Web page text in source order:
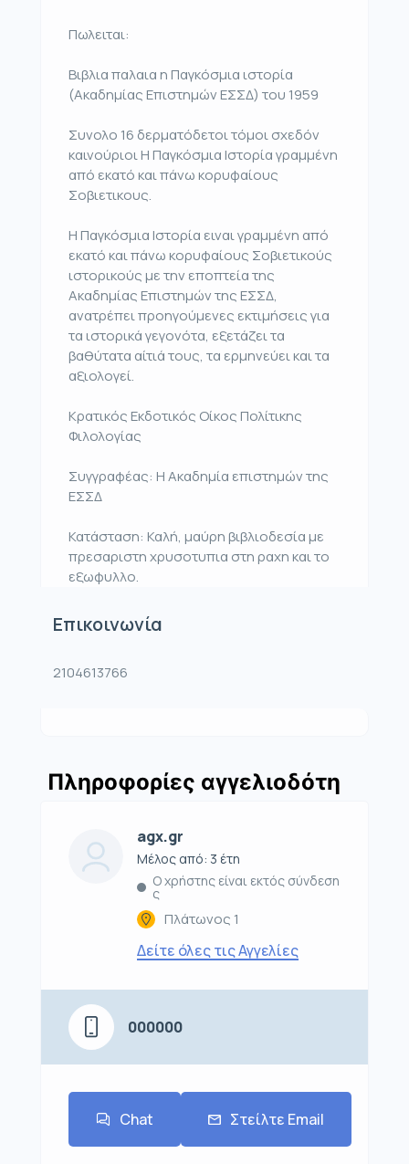
Πωλειται:
Βιβλια παλαια η Παγκόσμια ιστορία
(Ακαδημίας Επιστημών ΕΣΣΔ) του 1959
Συνολο 16 δερματόδετοι τόμοι σχεδόν
καινούριοι Η Παγκόσμια Ιστορία γραμμένη
από εκατό και πάνω κορυφαίους
Σοβιετικους.
Η Παγκόσμια Ιστορία ειναι γραμμένη από
εκατό και πάνω κορυφαίους Σοβιετικούς
ιστορικούς με την εποπτεία της
Ακαδημίας Επιστημών της ΕΣΣΔ,
ανατρέπει προηγούμενες εκτιμήσεις για
τα ιστορικά γεγονότα, εξετάζει τα
βαθύτατα αίτιά τους, τα ερμηνεύει και τα
αξιολογεί.
Κρατικός Εκδοτικός Οίκος Πολίτικης
Φιλολογίας
Συγγραφέας: Η Ακαδημία επιστημών της
ΕΣΣΔ
Κατάσταση: Καλή, μαύρη βιβλιοδεσία με
πρεσαριστη χρυσοτυπια στη ραχη και το
εξωφυλλο.
Επικοινωνία
2104613766
Πληροφορίες αγγελιοδότη
agx.gr
Μέλος από: 3 έτη
Ο χρήστης είναι εκτός σύνδεση
ς
Πλάτωνος 1
Δείτε όλες τις Αγγελίες
000000
Chat Στείλτε Email